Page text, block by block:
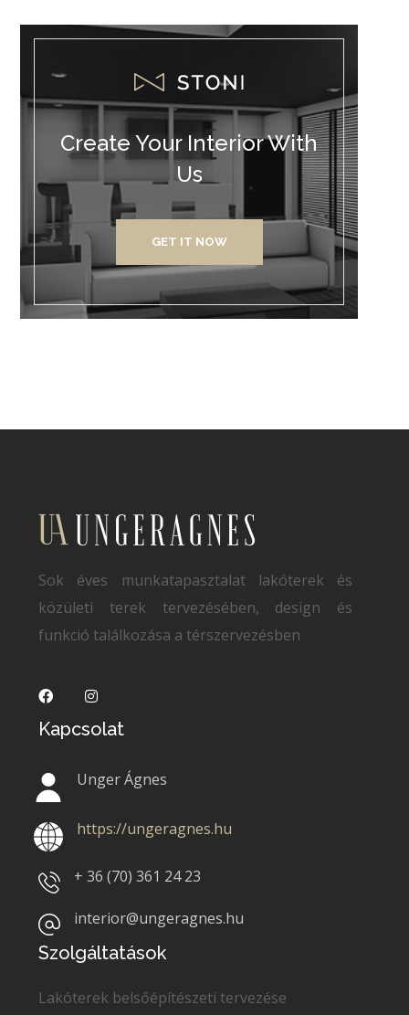
Create Your Interior With
Us
GET IT NOW
Sok éves munkatapasztalat lakóterek és
közületi terek tervezésében, design és
funkció találkozása a térszervezésben
Kapcsolat
Unger Ágnes
https://ungeragnes.hu
+ 36 (70)361 24 23
interior@ungeragnes.hu
Szolgáltatások
Lakóterek belsőépítészeti tervezése